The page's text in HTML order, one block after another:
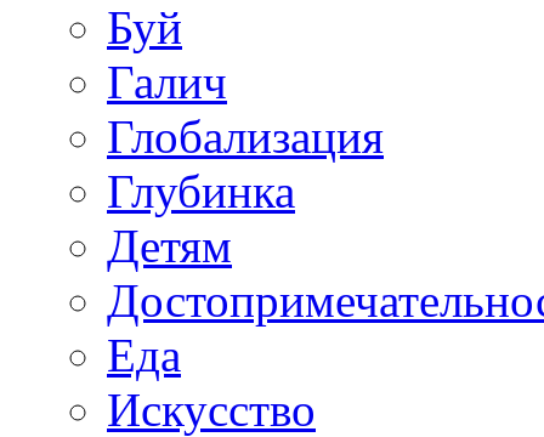
Буй
Галич
Глобализация
Глубинка
Детям
Еда
Искусство